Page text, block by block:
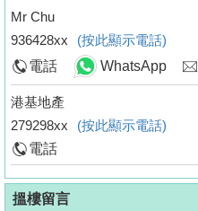
Mr Chu
936428xx
(按此顯示電話)
電話
WhatsApp
港基地產
279298xx
(按此顯示電話)
電話
搵樓留言